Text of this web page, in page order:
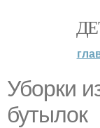
Уборки
бутылок